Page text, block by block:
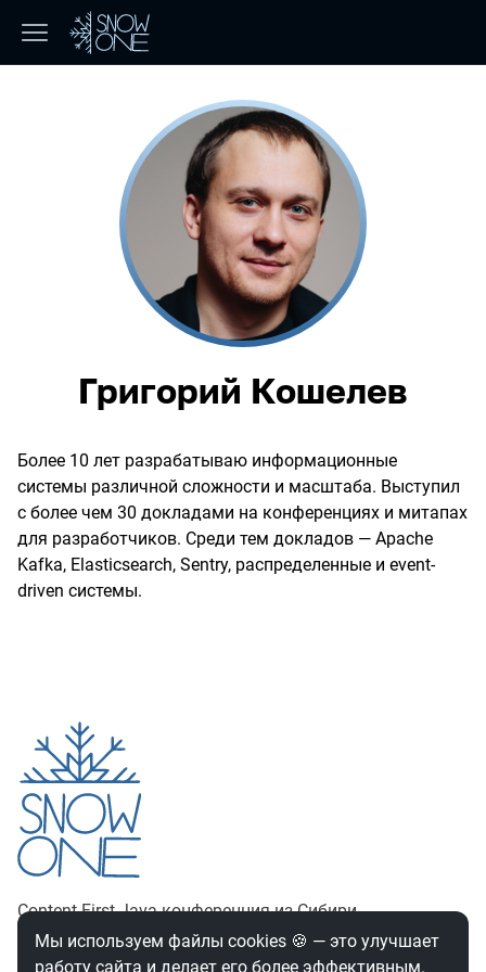
Григорий Кошелев
Более 10 лет разрабатываю информационные
системы различной сложности и масштаба. Выступил
с более чем 30 докладами на конференциях и митапах
для разработчиков. Среди тем докладов — Apache
Kafka, Elasticsearch, Sentry, распределенные и event-
driven системы.
Content-First Java‑конференция из Сибири
НУЖНА ПОМОЩЬ?
Мы используем файлы cookies 🍪 — это улучшает
работу сайта и делает его более эффективным.